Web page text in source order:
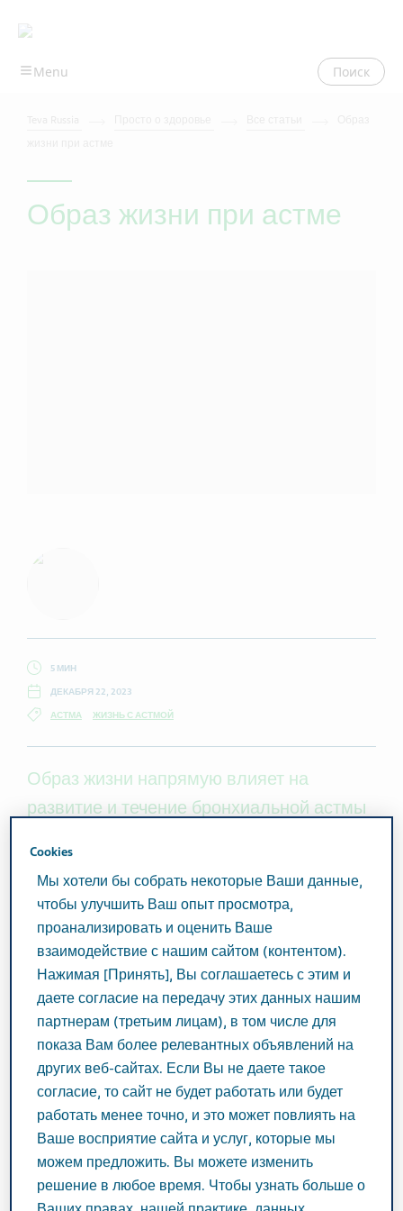
Поиск
Образ жизни при астме
5 МИН
ДЕКАБРЯ 22, 2023
АСТМА ЖИЗНЬ С АСТМОЙ
Образ жизни напрямую влияет на
развитие и течение бронхиальной астмы
полное отсутствие – все это может
сказываться на здоровье пациента с
астмой и вызывать прогрессирование
болезни. Как же научиться держать астму
под контролем?
Устраните триггеры
Определите ваши индивидуальные триггеры,
провоцирующие приступы и по возможности
устраните их 02 06 . Если ваш триггер – это пыль,
чаще устраивайте влажную уборку в доме (при
этом лучше, если уборку будет выполнять кто-то
Cookies
Мы хотели бы собрать некоторые Ваши данные,
чтобы улучшить Ваш опыт просмотра,
проанализировать и оценить Ваше
взаимодействие с нашим сайтом (контентом).
Нажимая [Принять], Вы соглашаетесь с этим и
даете согласие на передачу этих данных нашим
партнерам (третьим лицам), в том числе для
показа Вам более релевантных объявлений на
других веб-сайтах. Если Вы не даете такое
согласие, то сайт не будет работать или будет
работать менее точно, и это может повлиять на
Ваше восприятие сайта и услуг, которые мы
можем предложить. Вы можете изменить
решение в любое время. Чтобы узнать больше о